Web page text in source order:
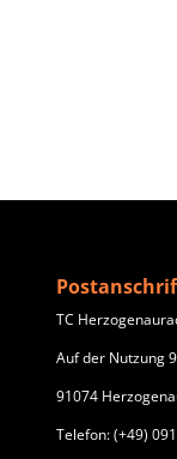
TC
Auf der Nutzung 9
91074
Telefon: (+49)